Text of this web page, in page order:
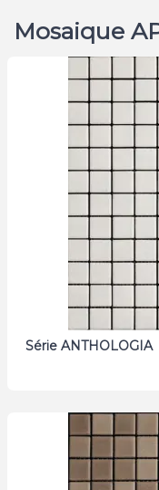
Mosaique
Série ANTHOLOGIA